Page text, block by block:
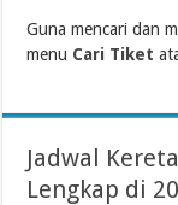
Guna mencari dan
menu Cari Tiket
Jadwal
Lengkap di